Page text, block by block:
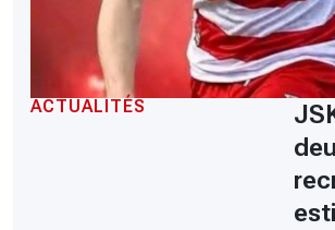
ACTUALITÉS